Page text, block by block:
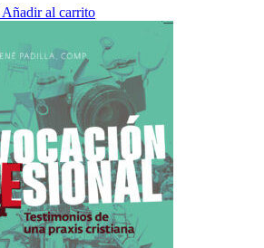
Añadir al carrito